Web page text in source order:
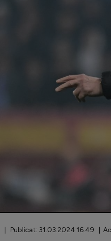
| Publicat: 31.03.2024 16:49 |